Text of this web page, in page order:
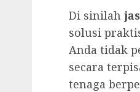
Di sinilah
solusi
Anda tidak
secara
tenaga